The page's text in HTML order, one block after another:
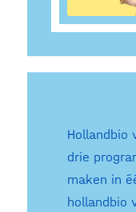
Hollandbio
drie
maken in
hollandbio